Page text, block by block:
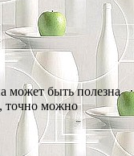
может быть полезна
точно можно